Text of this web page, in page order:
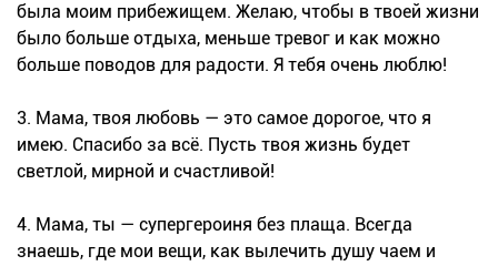
была моим прибежищем. Желаю, чтобы в твоей жизни
было больше отдыха, меньше тревог и как можно
больше поводов для радости. Я тебя очень люблю!
3. Мама, твоя любовь — это самое дорогое, что я
имею. Спасибо за всё. Пусть твоя жизнь будет
светлой, мирной и счастливой!
4. Мама, ты — супергероиня без плаща. Всегда
знаешь, где мои вещи, как вылечить душу чаем и